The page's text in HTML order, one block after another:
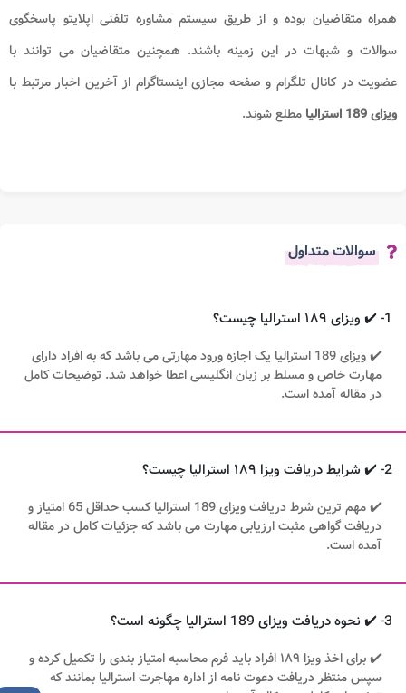
همراه متقاضیان بوده و از طریق سیستم مشاوره تلفنی اپلایتو پاسخگوی
سوالات و شبهات در این زمینه باشند. همچنین متقاضیان می توانند با
عضویت در کانال تلگرام و صفحه مجازی اینستاگرام از آخرین اخبار مرتبط با
ویزای 189 استرالیا
مطلع شوند.
سوالات متداول
✔️ ویزای 189 استرالیا یک اجازه ورود مهارتی می باشد که به افراد دارای
مهارت خاص و مسلط بر زبان انگلیسی اعطا خواهد شد. توضیحات کامل
در مقاله آمده است.
2- ✔️ شرایط دریافت ویزا ۱۸۹ استرالیا چیست؟
✔️ مهم ترین شرط دریافت ویزای 189 استرالیا کسب حداقل 65 امتیاز و
دریافت گواهی مثبت ارزیابی مهارت می باشد که جزئیات کامل در مقاله
آمده است.
3- ✔️ نحوه دریافت ویزای 189 استرالیا چگونه است؟
✔️ برای اخذ ویزا ۱۸۹ افراد باید فرم محاسبه امتیاز بندی را تکمیل کرده و
سپس منتظر دریافت دعوت نامه از اداره مهاجرت استرالیا بمانند که